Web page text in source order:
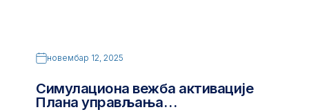
новембар 12, 2025
Симулациона вежба активације
Плана управљања…